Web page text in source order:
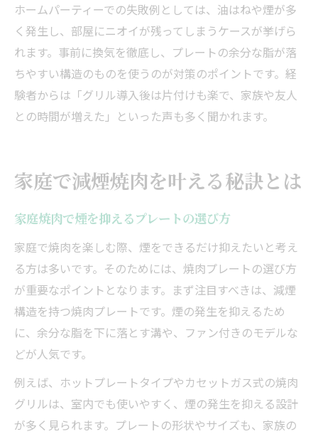
ホームパーティーでの失敗例としては、油はねや煙が多
く発生し、部屋にニオイが残ってしまうケースが挙げら
れます。事前に換気を徹底し、プレートの余分な脂が落
ちやすい構造のものを使うのが対策のポイントです。経
験者からは「グリル導入後は片付けも楽で、家族や友人
との時間が増えた」といった声も多く聞かれます。
家庭で減煙焼肉を叶える秘訣とは
家庭焼肉で煙を抑えるプレートの選び方
家庭で焼肉を楽しむ際、煙をできるだけ抑えたいと考え
る方は多いです。そのためには、焼肉プレートの選び方
が重要なポイントとなります。まず注目すべきは、減煙
構造を持つ焼肉プレートです。煙の発生を抑えるため
に、余分な脂を下に落とす溝や、ファン付きのモデルな
どが人気です。
例えば、ホットプレートタイプやカセットガス式の焼肉
グリルは、室内でも使いやすく、煙の発生を抑える設計
が多く見られます。プレートの形状やサイズも、家族の